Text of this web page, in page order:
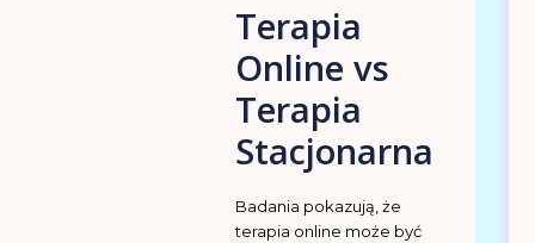
Terapia
Online vs
Terapia
Stacjonarna
Badania pokazują, że
terapia online może być